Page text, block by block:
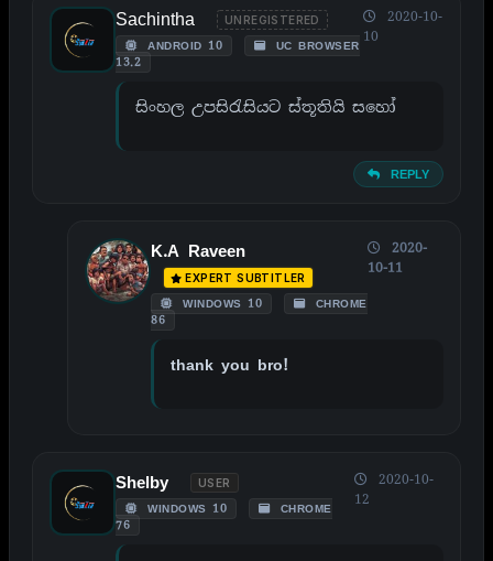
Sachintha UNREGISTERED
ANDROID 10
UC BROWSER
13.2
2020-10-
10
සිංහල උපසිරැසියට ස්තූතියි සහෝ
REPLY
K.A Raveen
EXPERT SUBTITLER
WINDOWS 10
CHROME
86
2020-
10-11
thank you bro!
Shelby USER
WINDOWS 10
CHROME
76
2020-10-
12